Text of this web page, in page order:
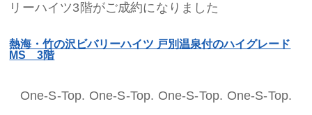
リーハイツ3階がご成約になりました
熱海・竹の沢ビバリーハイツ 戸別温泉付のハイグレード
MS 3階
One-S-Top. One-S-Top. One-S-Top. One-S-Top.